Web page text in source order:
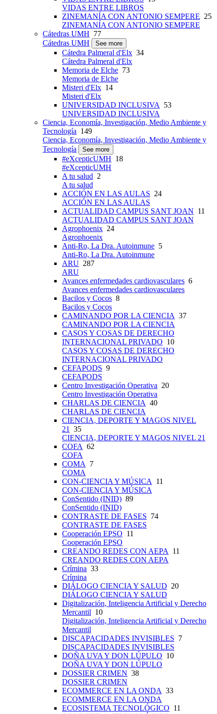
VIDAS ENTRE LIBROS
ZINEMANÍA CON ANTONIO SEMPERE 25
ZINEMANÍA CON ANTONIO SEMPERE
Cátedras UMH 77
Cátedras UMH
See more
Cátedra Palmeral d'Elx 34
Cátedra Palmeral d'Elx
Memoria de Elche 73
Memoria de Elche
Misteri d'Elx 14
Misteri d'Elx
UNIVERSIDAD INCLUSIVA
53
UNIVERSIDAD INCLUSIVA
Ciencia, Economía, Investigación, Medio Ambiente y
Tecnología 149
Ciencia, Economía, Investigación, Medio Ambiente y
Tecnología
See more
#eXcepticUMH 18
#eXcepticUMH
A tu salud 2
A tu salud
ACCIÓN EN LAS AULAS 24
ACCIÓN EN LAS AULAS
ACTUALIDAD CAMPUS SANT JOAN 11
ACTUALIDAD CAMPUS SANT JOAN
Agrophoenix 24
Agrophoenix
Anti-Ro, La Dra. Autoinmune 5
Anti-Ro, La Dra. Autoinmune
ARU 287
ARU
Avances enfermedades cardiovasculares 6
Avances enfermedades cardiovasculares
Bacilos y Cocos 8
Bacilos y Cocos
CAMINANDO POR LA CIENCIA 37
CAMINANDO POR LA CIENCIA
CASOS Y COSAS DE DERECHO
INTERNACIONAL PRIVADO 10
CASOS Y COSAS DE DERECHO
INTERNACIONAL PRIVADO
CEFAPODS 9
CEFAPODS
Centro Investigación Operativa 20
Centro Investigación Operativa
CHARLAS DE CIENCIA 40
CHARLAS DE CIENCIA
CIENCIA, DEPORTE Y MAGOS NIVEL
21
35
CIENCIA, DEPORTE Y MAGOS NIVEL 21
COFA 62
COFA
COMA
7
COMA
CON-CIENCIA Y MÚSICA
11
CON-CIENCIA Y MÚSICA
ConSentido (INID) 89
ConSentido (INID)
CONTRASTE DE FASES 74
CONTRASTE DE FASES
Cooperación EPSO 11
Cooperación EPSO
CREANDO REDES CON AEPA
11
CREANDO REDES CON AEPA
Crímina 33
Crímina
DIÁLOGO CIENCIA Y SALUD 20
DIÁLOGO CIENCIA Y SALUD
Digitalización, Inteligencia Artificial y Derecho
Mercantil 10
Digitalización, Inteligencia Artificial y Derecho
Mercantil
DISCAPACIDADES INVISIBLES 7
DISCAPACIDADES INVISIBLES
DOÑA UVA Y DON LÚPULO 10
DOÑA UVA Y DON LÚPULO
DOSSIER CRIMEN 38
DOSSIER CRIMEN
ECOMMERCE EN LA ONDA 33
ECOMMERCE EN LA ONDA
ECOSISTEMA TECNOLÓGICO 11